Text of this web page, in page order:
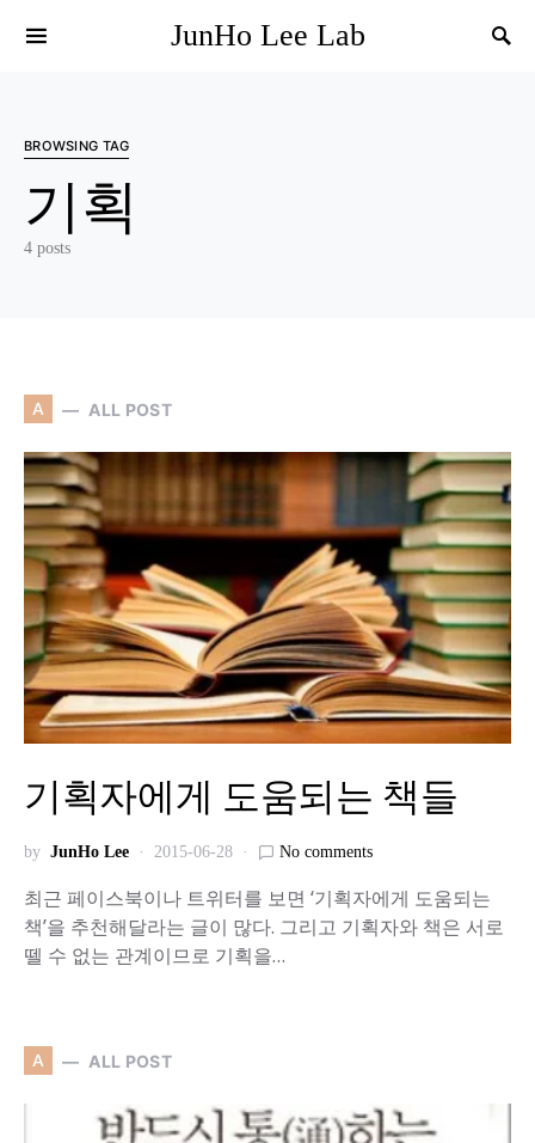
JunHo Lee Lab
BROWSING TAG
기획
4 posts
A ALL POST
기획자에게 도움되는 책들
by JunHo Lee 2015-06-28 No comments
최근 페이스북이나 트위터를 보면 ‘기획자에게 도움되는
책’을 추천해달라는 글이 많다. 그리고 기획자와 책은 서로
뗄 수 없는 관계이므로 기획을…
A ALL POST